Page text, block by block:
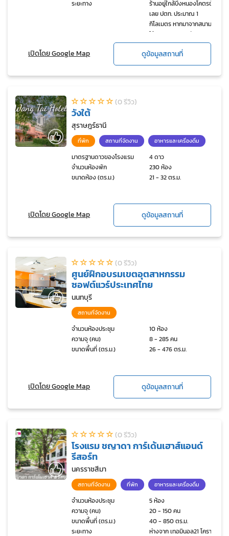
ระยะทาง
ร้านอยู่ใกล้บึงหนองโคตรขับ
เลย ปตท. ประมาณ 1
กิโลเมตร หากมาจากสนามบิน
ใช้เวลาเดินทางเพียง 9 นาที
เปิดโดย Google Map ดูข้อมูลสถานที่
(0 รีวิว)
วังใต้
สุราษฎร์ธานี
ที่พัก สถานที่จัดงาน อาหารและเครื่องดื่ม
มาตรฐานดาวของโรงแรม
4 ดาว
จำนวนห้องพัก
230 ห้อง
ขนาดห้อง (ตร.ม.)
21 - 32 ตร.ม.
เปิดโดย Google Map ดูข้อมูลสถานที่
(0 รีวิว)
ศูนย์ฝึกอบรมเขตอุตสาหกรรม
ซอฟต์แวร์ประเทศไทย
นนทบุรี
สถานที่จัดงาน
จำนวนห้องประชุม
10 ห้อง
ความจุ (คน)
8 - 285 คน
ขนาดพื้นที่ (ตร.ม.)
26 - 476 ตร.ม.
เปิดโดย Google Map ดูข้อมูลสถานที่
(0 รีวิว)
โรงแรม ชญาดา การ์เด้นเฮาส์แอนด์
รีสอร์ท
นครราชสีมา
สถานที่จัดงาน ที่พัก อาหารและเครื่องดื่ม
จำนวนห้องประชุม
5 ห้อง
ความจุ (คน)
20 - 150 คน
ขนาดพื้นที่ (ตร.ม.)
40 - 850 ตร.ม.
ระยะทาง
ห่างจาก เทอมินอล21 โคราช